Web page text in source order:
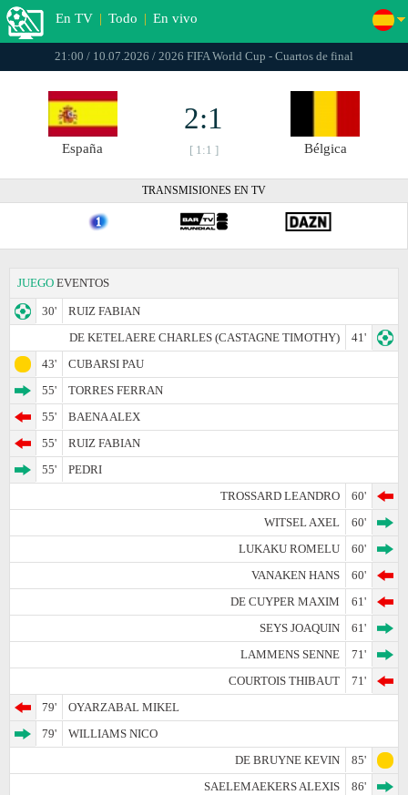
En TV | Todo | En vivo
21:00 / 10.07.2026 / 2026 FIFA World Cup - Cuartos de final
España
2:1
[ 1:1 ] Bélgica
TRANSMISIONES EN TV
JUEGO EVENTOS
30'
RUIZ FABIAN
DE KETELAERE CHARLES (CASTAGNE TIMOTHY)
41'
43'
CUBARSI PAU
55'
TORRES FERRAN
55'
BAENA ALEX
55'
RUIZ FABIAN
55'
PEDRI
TROSSARD LEANDRO
60'
WITSEL AXEL
60'
LUKAKU ROMELU
60'
VANAKEN HANS
60'
DE CUYPER MAXIM
61'
SEYS JOAQUIN
61'
LAMMENS SENNE
71'
COURTOIS THIBAUT
71'
79'
OYARZABAL MIKEL
79'
WILLIAMS NICO
DE BRUYNE KEVIN
85'
SAELEMAEKERS ALEXIS
86'